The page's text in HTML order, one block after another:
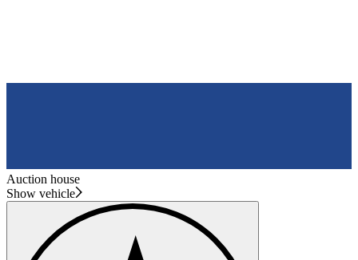
Auction house
Show vehicle